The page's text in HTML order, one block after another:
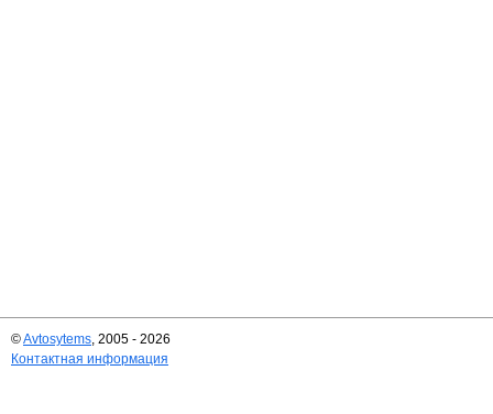
©Avtosytems, 2005 - 2026
Контактная информация